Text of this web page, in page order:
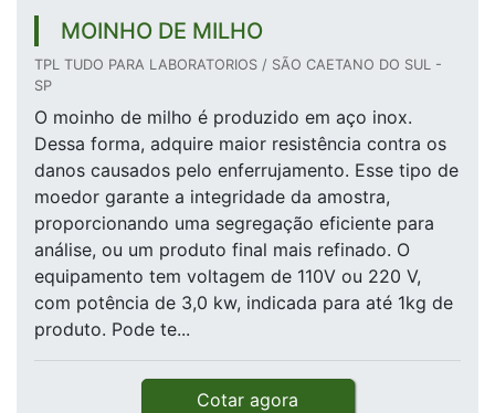
MOINHO DE MILHO
TPL TUDO PARA LABORATORIOS / SÃO CAETANO DO SUL -
SP
O moinho de milho é produzido em aço inox.
Dessa forma, adquire maior resistência contra os
danos causados pelo enferrujamento. Esse tipo de
moedor garante a integridade da amostra,
proporcionando uma segregação eficiente para
análise, ou um produto final mais refinado. O
equipamento tem voltagem de 110V ou 220 V,
com potência de 3,0 kw, indicada para até 1kg de
produto. Pode te...
Cotar agora